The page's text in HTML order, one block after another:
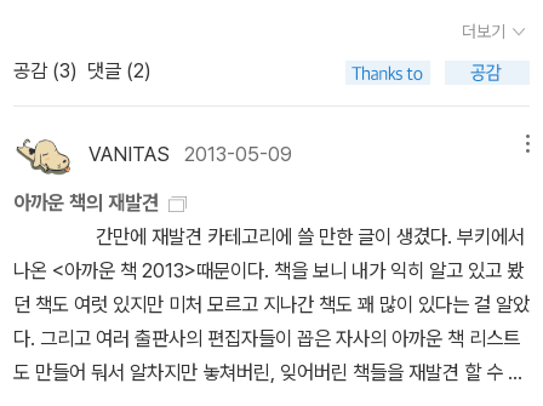
과의 관계”가 정의에서 중요해질 경우, 정의가 고정된 것이 아닌 진행
사실을 유념하는”(88쪽) 개념으로 인식될 수 있다. 고개가 끄덕여질
생각이 자꾸 걸렸다. 그래서 네 개의 강의 중 정의에 대한 강의가 제일
별로라고 생각했는지도 모르겠다. 물론 “정당하다는 입장에서 각자
에게 주어져야 하는 것조차 모르고 있던 몫까지 주는 것”(90쪽)이 정
의라는 주장까지 나아가므로 문제만 있는 것은 아니었다. 결국 정의
에서 타인과의 관계가 중요하다는 것은 정의를 독점할 수 있는 사람
(또는 세력)은 없다는 이야기이며, 이를 독점할 수 있다고 믿는 자는
“정의는 절대로 충분히 정당할 수 없다는 사실을 인정함에서 시작”(1
너무 좋았다. 이미 나보다 앞선 생각을 한 사람들의 생각을 알게 된다
구로 두었다니, 한껏 어깨에 힘이 생겼다. 그러니까 내가 더 공부를 할
람의 글을 읽으며 , 이건 아니다, 라는 생각도 하게 되었다. 생각이 바
뀌고 태도도 변하고, 세상은 더 넓어지고... 공부를 하면 그렇게 되는
것 같다. 그래서 공부를 멈출 수가 없다고 생각한다. 나보다 훨씬 훌륭
한 정여울은, 나보다 훨씬 먼저 이런 걸 깨달았기 때문에 나보다 더 좋
은 글을 쓰고 더 멋진 사람이 될 수 있었던 것 같다. 나는 이제야 알아
서...너무 늦었지...그래도 이렇게 되지 않는 것보다 낫잖아........ 뭐 어
쨌든 공부하는 사람을 보고 만나고 읽고 듣고 하는 건 진짜 너무 좋다.
자가 추천한 <조선인민군 우편함 4640호> 두 권밖에 없다. 좋은 책
을 많이 알게된 시간임에는 틀림없다. 알라딘 인문 분야 MD 금정연
이 추천한 찰스 부코스키의 글을 통해 그의 모든 작품이 궁금해졌다.
<우체국>과 <여자들>의 경우 사실 표지가 내가 좋아할 만한 것이 아
니라 조금 꺼려지긴 하지만 추천해주신 글을 보고 그의 청년, 장년, 노
년의 시절을 소설화한 세 작품 <팩토텀>, <우체국>, <여자들>이 모
두 궁금해졌다. 문학평론가 조영일은 마스모토 세이초의 <잠복
>을 추천했는데 이 책은 순문학으로서의 가치도 인정받은 마쓰모토
세이초 소설의 정수만 모은 소설집이라고 한다. 조영일은 자신이 마
쓰모토 세이초의 작품을 출간하기 위해 애썼던 과정과 마쓰모토 세이
초에 대한 전반적인 점을 설명해주는 한편 이 소설집을 재밌게 읽을
더보기
공감 (3) 댓글 (2)
VANITAS 2013-05-09
아까운 책의 재발견
간만에 재발견 카테고리에 쓸 만한 글이 생겼다. 부키에서
나온 <아까운 책 2013>때문이다. 책을 보니 내가 익히 알고 있고 봤
던 책도 여럿 있지만 미처 모르고 지나간 책도 꽤 많이 있다는 걸 알았
다. 그리고 여러 출판사의 편집자들이 꼽은 자사의 아까운 책 리스트
도 만들어 둬서 알차지만 놓쳐버린, 잊어버린 책들을 재발견 할 수 있